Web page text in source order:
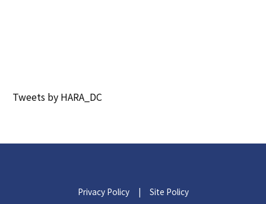
Tweets by HARA_DC
Privacy Policy| Site Policy